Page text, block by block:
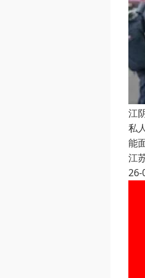
江
私
能
江
26-